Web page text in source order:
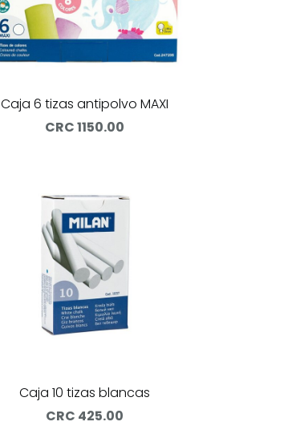
Caja 6 tizas antipolvo MAXI
CRC 1150.00
Caja 10 tizas blancas
CRC 425.00